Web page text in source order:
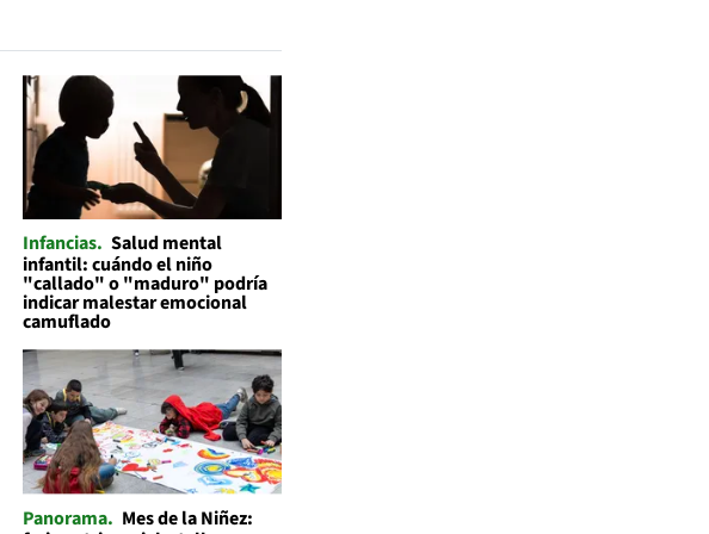
Infancias Salud mental
infantil: cuándo el niño
"callado" o "maduro" podría
indicar malestar emocional
camuflado
Panorama Mes de la Niñez: